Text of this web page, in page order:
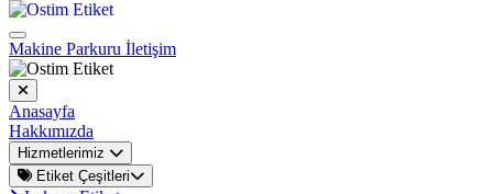
Makine Parkuru İletişim
Anasayfa
Hakkımızda
Hizmetlerimiz
Etiket Çeşitleri